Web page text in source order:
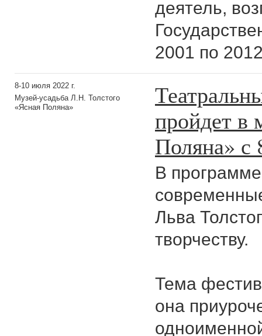
деятель,
2001 по
8-10 июля 2022 г.
Музей-усадьба Л.Н. Толстого
«Ясная Поляна»
пройдет в
Поляна» с
В
Льва
творчеству.
Тема
она